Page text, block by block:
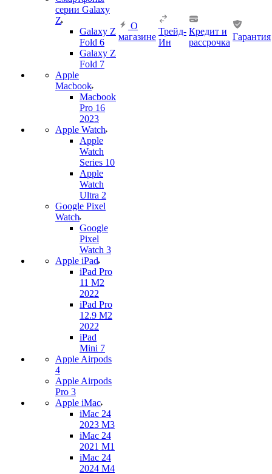
серии Galaxy
Z
Galaxy Z
Fold 6
Galaxy Z
Fold 7
Apple
Macbook
Macbook
Pro 16
2023
Apple Watch
Apple
Watch
Series 10
Apple
Watch
Ultra 2
Google Pixel
Watch
Google
Pixel
Watch 3
Apple iPad
iPad Pro
11 M2
2022
iPad Pro
12.9 M2
2022
iPad
Mini 7
Apple Airpods
4
Apple Airpods
Pro 3
Apple iMac
iMac 24
2023 M3
iMac 24
2021 M1
iMac 24
2024 M4
О
магазине
Трейд-
Ин
Кредит и
рассрочка
Гарантия